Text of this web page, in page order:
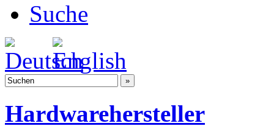
Suche
Hardwarehersteller